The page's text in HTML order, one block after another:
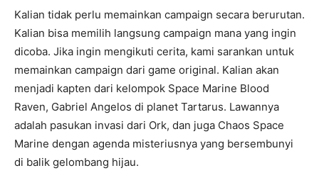
Kalian tidak perlu memainkan campaign secara berurutan.
Kalian bisa memilih langsung campaign mana yang ingin
dicoba. Jika ingin mengikuti cerita, kami sarankan untuk
memainkan campaign dari game original. Kalian akan
menjadi kapten dari kelompok Space Marine Blood
Raven, Gabriel Angelos di planet Tartarus. Lawannya
adalah pasukan invasi dari Ork, dan juga Chaos Space
Marine dengan agenda misteriusnya yang bersembunyi
di balik gelombang hijau.